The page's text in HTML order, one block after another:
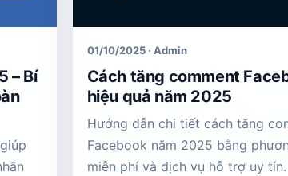
– Bí
01/10/2025 · Admin
Cách tăng comment
hiệu quả năm 2025
Hướng dẫn chi tiết cách tăng
Facebook năm 2025 bằng
miễn phí và dịch vụ hỗ trợ uy tín.